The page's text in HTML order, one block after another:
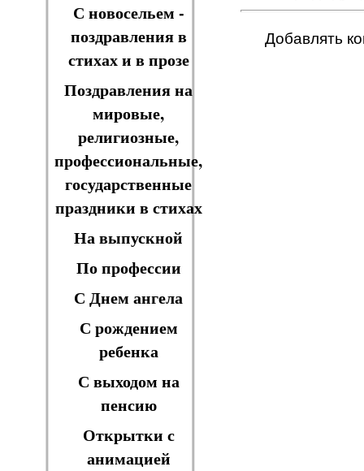
С новосельем -
поздравления в
стихах и в прозе
Поздравления на
мировые,
религиозные,
профессиональные,
государственные
праздники в стихах
На выпускной
По профессии
С Днем ангела
С рождением
ребенка
С выходом на
пенсию
Открытки с
анимацией
Добавлять